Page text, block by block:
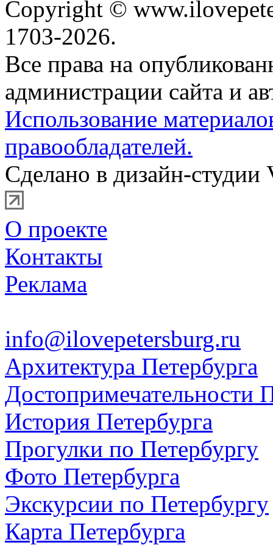
Copyright ©
1703-2026.
Все права на
администрации сайта и
Использование
правообладателей.
Сделано в дизайн-студии
О проекте
Контакты
Реклама
info@ilovepetersburg.ru
Архитектура Петербурга
Достопримечательности
История Петербурга
Прогулки по Петербургу
Фото Петербурга
Экскурсии по Петербургу
Карта Петербурга